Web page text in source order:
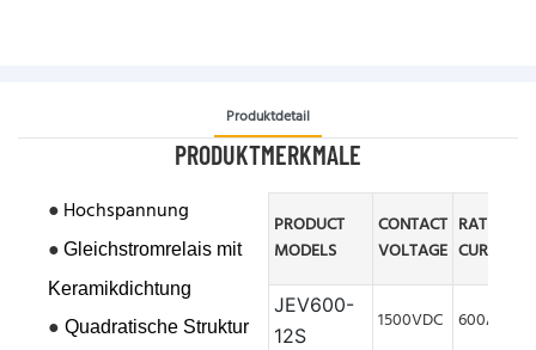
Produktdetail
PRODUKTMERKMALE
●Hochspannung
● Gleichstromrelais mit
Keramikdichtung
● Quadratische Struktur
PRODUCT
MODELS
CONTACT
VOLTAGE
RATED
CURRENT
JEV600-
12S
1500VDC 600A